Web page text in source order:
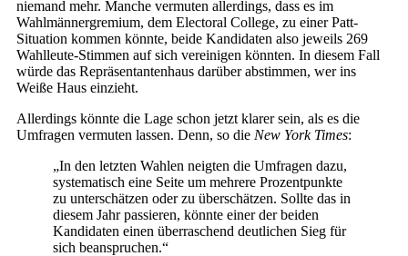
niemand mehr. Manche vermuten allerdings, dass es im
Wahlmännergremium, dem Electoral College, zu einer Patt-
Situation kommen könnte, beide Kandidaten also jeweils 269
Wahlleute-Stimmen auf sich vereinigen könnten. In diesem Fall
würde das Repräsentantenhaus darüber abstimmen, wer ins
Weiße Haus einzieht.
Allerdings könnte die Lage schon jetzt klarer sein, als es die
Umfragen vermuten lassen. Denn, so die New York Times:
„In den letzten Wahlen neigten die Umfragen dazu,
systematisch eine Seite um mehrere Prozentpunkte
zu unterschätzen oder zu überschätzen. Sollte das in
diesem Jahr passieren, könnte einer der beiden
Kandidaten einen überraschend deutlichen Sieg für
sich beanspruchen.“